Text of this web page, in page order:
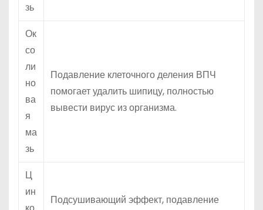
зь
Ок
со
ли
но
ва
я
ма
зь
Подавление клеточного деления ВПЧ
помогает удалить шипицу, полностью
вывести вирус из организма.
Ц
ин
Подсушивающий эффект, подавление